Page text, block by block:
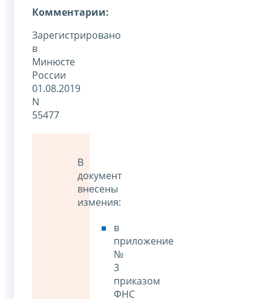
Комментарии:
Зарегистрировано
в
Минюсте
России
01.08.2019
N
55477
В
документ
внесены
измения:
в
приложение
№
3
приказом
ФНС